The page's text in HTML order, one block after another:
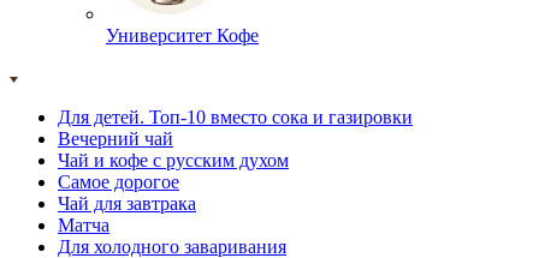
Университет Кофе
Для детей. Топ-10 вместо сока и газировки
Вечерний чай
Чай и кофе с русским духом
Самое дорогое
Чай для завтрака
Матча
Для холодного заваривания